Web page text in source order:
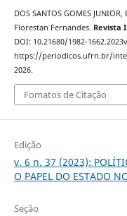
DOS SANTOS GOMES
Florestan Fernandes. Revista
DOI: 10.21680/1982-
https://periodicos.ufrn.br/
2026.
Fomatos de Citação
Edição
v. 6 n. 37 (2023):
O PAPEL DO ESTADO
Seção